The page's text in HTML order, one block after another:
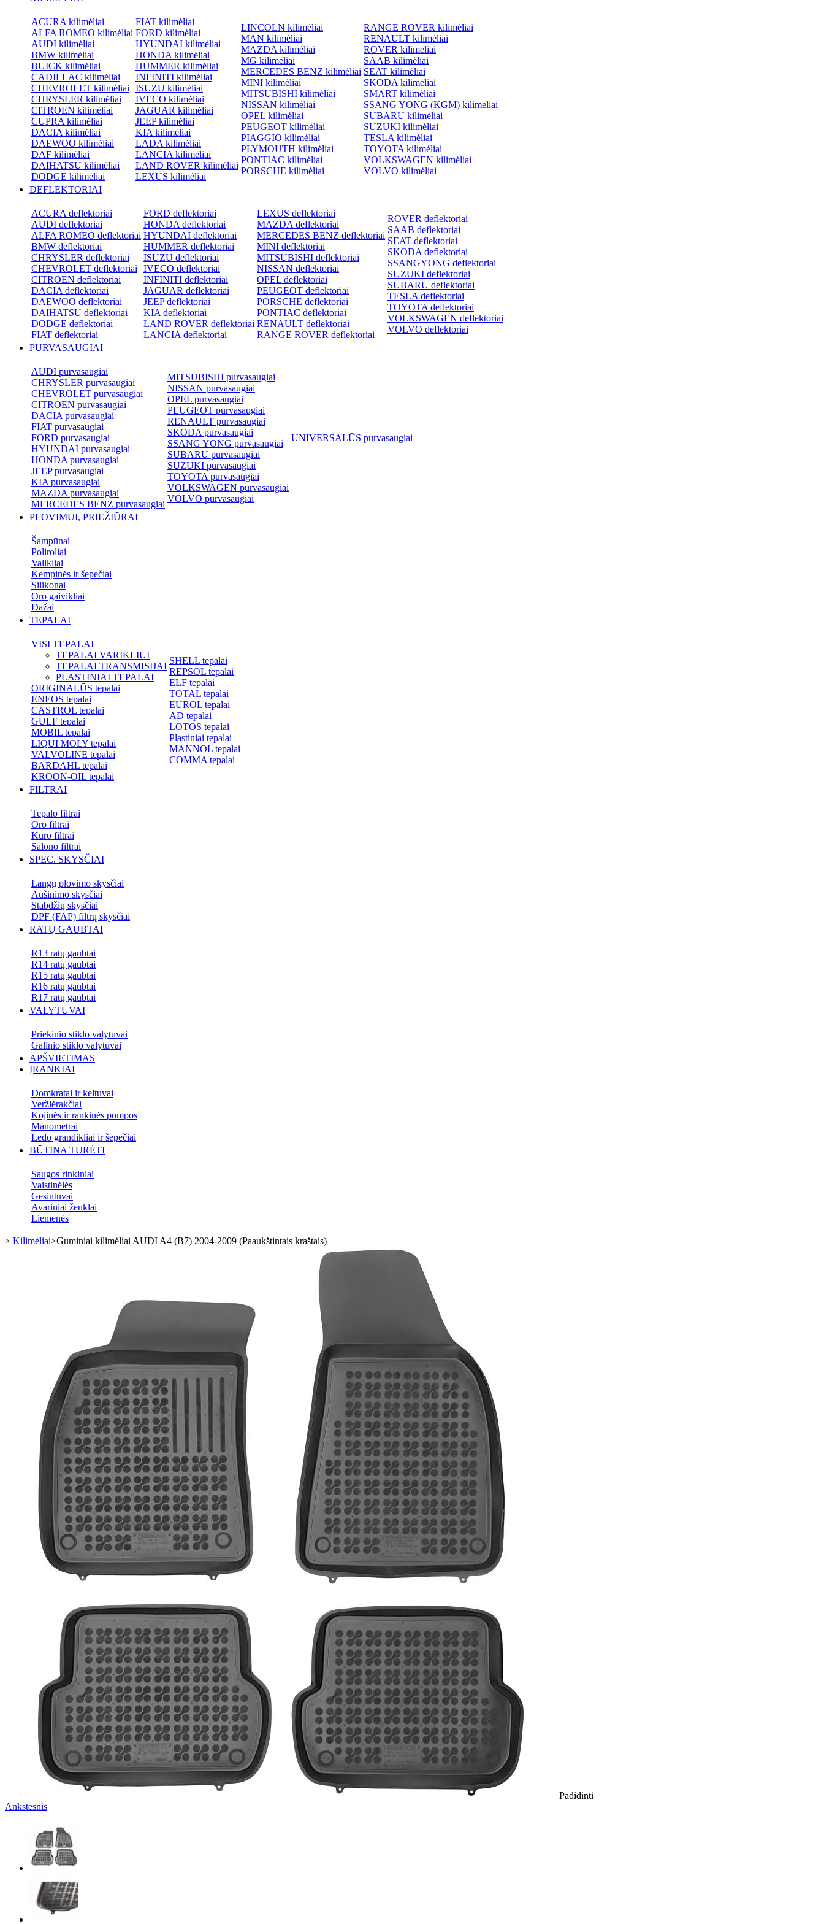
ACURA kilimėliai
ALFA ROMEO kilimėliai
AUDI kilimėliai
BMW kilimėliai
BUICK kilimėliai
CADILLAC kilimėliai
CHEVROLET kilimėliai
CHRYSLER kilimėliai
CITROEN kilimėliai
CUPRA kilimėliai
DACIA kilimėliai
DAEWOO kilimėliai
DAF kilimėliai
DAIHATSU kilimėliai
DODGE kilimėliai
FIAT kilimėliai
FORD kilimėliai
HYUNDAI kilimėliai
HONDA kilimėliai
HUMMER kilimėliai
INFINITI kilimėliai
ISUZU kilimėliai
IVECO kilimėliai
JAGUAR kilimėliai
JEEP kilimėliai
KIA kilimėliai
LADA kilimėliai
LANCIA kilimėliai
LAND ROVER kilimėliai
LEXUS kilimėliai
LINCOLN kilimėliai
MAN kilimėliai
MAZDA kilimėliai
MG kilimėliai
MERCEDES BENZ kilimėliai
MINI kilimėliai
MITSUBISHI kilimėliai
NISSAN kilimėliai
OPEL kilimėliai
PEUGEOT kilimėliai
PIAGGIO kilimėliai
PLYMOUTH kilimėliai
PONTIAC kilimėliai
PORSCHE kilimėliai
RANGE ROVER kilimėliai
RENAULT kilimėliai
ROVER kilimėliai
SAAB kilimėliai
SEAT kilimėliai
SKODA kilimėliai
SMART kilimėliai
SSANG YONG (KGM) kilimėliai
SUBARU kilimėliai
SUZUKI kilimėliai
TESLA kilimėliai
TOYOTA kilimėliai
VOLKSWAGEN kilimėliai
VOLVO kilimėliai
DEFLEKTORIAI
ACURA deflektoriai
AUDI deflektoriai
ALFA ROMEO deflektoriai
BMW deflektoriai
CHRYSLER deflektoriai
CHEVROLET deflektoriai
CITROEN deflektoriai
DACIA deflektoriai
DAEWOO deflektoriai
DAIHATSU deflektoriai
DODGE deflektoriai
FIAT deflektoriai
FORD deflektoriai
HONDA deflektoriai
HYUNDAI deflektoriai
HUMMER deflektoriai
ISUZU deflektoriai
IVECO deflektoriai
INFINITI deflektoriai
JAGUAR deflektoriai
JEEP deflektoriai
KIA deflektoriai
LAND ROVER deflektoriai
LANCIA deflektoriai
LEXUS deflektoriai
MAZDA deflektoriai
MERCEDES BENZ deflektoriai
MINI deflektoriai
MITSUBISHI deflektoriai
NISSAN deflektoriai
OPEL deflektoriai
PEUGEOT deflektoriai
PORSCHE deflektoriai
PONTIAC deflektoriai
RENAULT deflektoriai
RANGE ROVER deflektoriai
ROVER deflektoriai
SAAB deflektoriai
SEAT deflektoriai
SKODA deflektoriai
SSANGYONG deflektoriai
SUZUKI deflektoriai
SUBARU deflektoriai
TESLA deflektoriai
TOYOTA deflektoriai
VOLKSWAGEN deflektoriai
VOLVO deflektoriai
PURVASAUGIAI
AUDI purvasaugiai
CHRYSLER purvasaugiai
CHEVROLET purvasaugiai
CITROEN purvasaugiai
DACIA purvasaugiai
FIAT purvasaugiai
FORD purvasaugiai
HYUNDAI purvasaugiai
HONDA purvasaugiai
JEEP purvasaugiai
KIA purvasaugiai
MAZDA purvasaugiai
MERCEDES BENZ purvasaugiai
MITSUBISHI purvasaugiai
NISSAN purvasaugiai
OPEL purvasaugiai
PEUGEOT purvasaugiai
RENAULT purvasaugiai
SKODA purvasaugiai
SSANG YONG purvasaugiai
SUBARU purvasaugiai
SUZUKI purvasaugiai
TOYOTA purvasaugiai
VOLKSWAGEN purvasaugiai
VOLVO purvasaugiai
UNIVERSALŪS purvasaugiai
PLOVIMUI, PRIEŽIŪRAI
Šampūnai
Poliroliai
Valikliai
Kempinės ir šepečiai
Silikonai
Oro gaivikliai
Dažai
TEPALAI
VISI TEPALAI
TEPALAI VARIKLIUI
TEPALAI TRANSMISIJAI
PLASTINIAI TEPALAI
ORIGINALŪS tepalai
ENEOS tepalai
CASTROL tepalai
GULF tepalai
MOBIL tepalai
LIQUI MOLY tepalai
VALVOLINE tepalai
BARDAHL tepalai
KROON-OIL tepalai
SHELL tepalai
REPSOL tepalai
ELF tepalai
TOTAL tepalai
EUROL tepalai
AD tepalai
LOTOS tepalai
Plastiniai tepalai
MANNOL tepalai
COMMA tepalai
FILTRAI
Tepalo filtrai
Oro filtrai
Kuro filtrai
Salono filtrai
SPEC. SKYSČIAI
Langų plovimo skysčiai
Aušinimo skysčiai
Stabdžių skysčiai
DPF (FAP) filtrų skysčiai
RATŲ GAUBTAI
R13 ratų gaubtai
R14 ratų gaubtai
R15 ratų gaubtai
R16 ratų gaubtai
R17 ratų gaubtai
VALYTUVAI
Priekinio stiklo valytuvai
Galinio stiklo valytuvai
APŠVIETIMAS
ĮRANKIAI
Domkratai ir keltuvai
Veržlėrakčiai
Kojinės ir rankinės pompos
Manometrai
Ledo grandikliai ir šepečiai
BŪTINA TURĖTI
Saugos rinkiniai
Vaistinėlės
Gesintuvai
Avariniai ženklai
Liemenės
> Kilimėliai>Guminiai kilimėliai AUDI A4 (B7) 2004-2009 (Paaukštintais kraštais)
Padidinti
Ankstesnis